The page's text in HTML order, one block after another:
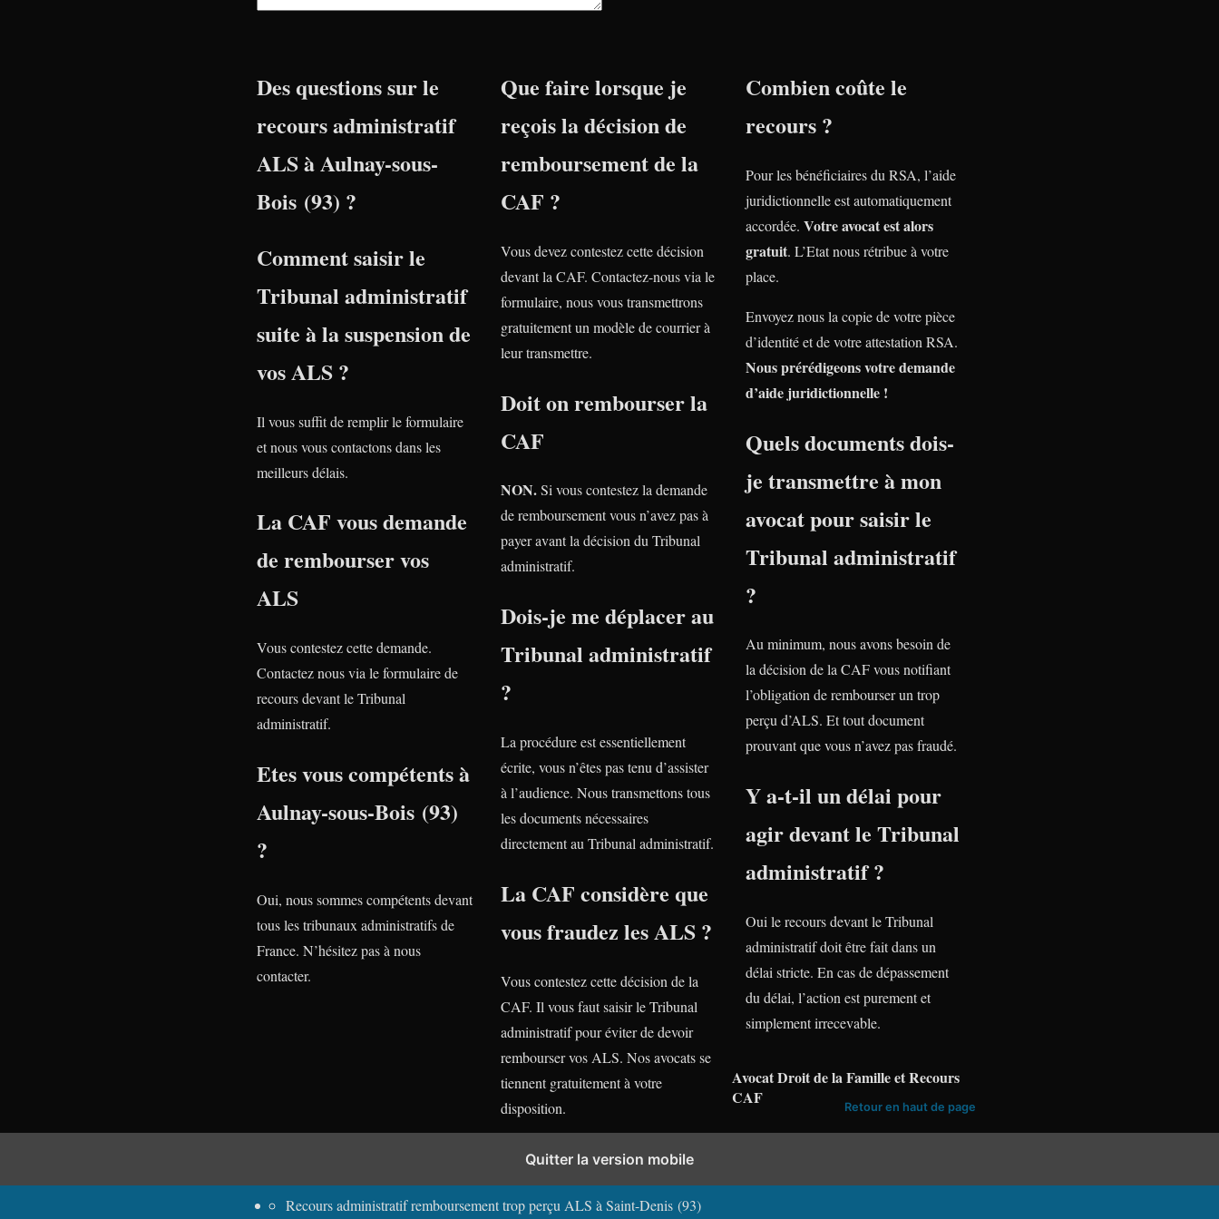
Des questions sur le
recours administratif
ALS à Aulnay-sous-
Bois (93) ?
Comment saisir le
Tribunal administratif
suite à la suspension de
vos ALS ?
Il vous suffit de remplir le formulaire
et nous vous contactons dans les
meilleurs délais.
La CAF vous demande
de rembourser vos
ALS
Vous contestez cette demande.
Contactez nous via le formulaire de
recours devant le Tribunal
administratif.
Etes vous compétents à
Aulnay-sous-Bois (93)
?
Oui, nous sommes compétents devant
tous les tribunaux administratifs de
France. N’hésitez pas à nous
contacter.
Que faire lorsque je
reçois la décision de
remboursement de la
CAF ?
Vous devez contestez cette décision
devant la CAF. Contactez-nous via le
formulaire, nous vous transmettrons
gratuitement un modèle de courrier à
leur transmettre.
Doit on rembourser la
CAF
NON.Si vous contestez la demande
de remboursement vous n’avez pas à
payer avant la décision du Tribunal
administratif.
Dois-je me déplacer au
Tribunal administratif
?
La procédure est essentiellement
écrite, vous n’êtes pas tenu d’assister
à l’audience. Nous transmettons tous
les documents nécessaires
directement au Tribunal administratif.
La CAF considère que
vous fraudez les ALS ?
Vous contestez cette décision de la
CAF. Il vous faut saisir le Tribunal
administratif pour éviter de devoir
rembourser vos ALS. Nos avocats se
tiennent gratuitement à votre
disposition.
Combien coûte le
recours ?
Pour les bénéficiaires du RSA, l’aide
juridictionnelle est automatiquement
accordée. Votre avocat est alors
gratuit. L’Etat nous rétribue à votre
place.
Envoyez nous la copie de votre pièce
d’identité et de votre attestation RSA.
Nous prérédigeons votre demande
d’aide juridictionnelle !
Quels documents dois-
je transmettre à mon
avocat pour saisir le
Tribunal administratif
?
Au minimum, nous avons besoin de
la décision de la CAF vous notifiant
l’obligation de rembourser un trop
perçu d’ALS. Et tout document
prouvant que vous n’avez pas fraudé.
Y a-t-il un délai pour
agir devant le Tribunal
administratif ?
Oui le recours devant le Tribunal
administratif doit être fait dans un
délai stricte. En cas de dépassement
du délai, l’action est purement et
simplement irrecevable.
Recours administratif remboursement trop perçu ALS dans les autres villes de Seine Saint Denis (93) :
Recours administratif remboursement trop perçu ALS à Saint-Denis (93)
Avocat Droit de la Famille et Recours
CAF
Retour en haut de page
Quitter la version mobile